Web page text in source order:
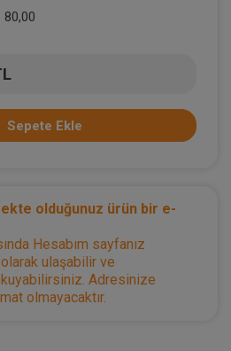
80,00
Sepete Ekle
olduğunuz ürün bir e-
Hesabım sayfanız
ulaşabilir ve
Adresinize
olmayacaktır.